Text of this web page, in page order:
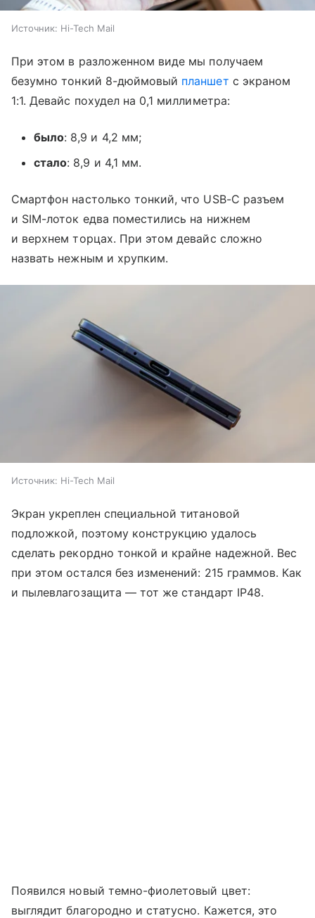
Источник: Hi-Tech Mail
При этом в разложенном виде мы получаем
безумно тонкий 8-дюймовый планшет с экраном
1:1. Девайс похудел на 0,1 миллиметра:
было: 8,9 и 4,2 мм;
стало: 8,9 и 4,1 мм.
Смартфон настолько тонкий, что USB-C разъем
и SIM-лоток едва поместились на нижнем
и верхнем торцах. При этом девайс сложно
назвать нежным и хрупким.
Источник: Hi-Tech Mail
Экран укреплен специальной титановой
подложкой, поэтому конструкцию удалось
сделать рекордно тонкой и крайне надежной. Вес
при этом остался без изменений: 215 граммов. Как
и пылевлагозащита — тот же стандарт IP48.
Появился новый темно-фиолетовый цвет:
выглядит благородно и статусно. Кажется, это